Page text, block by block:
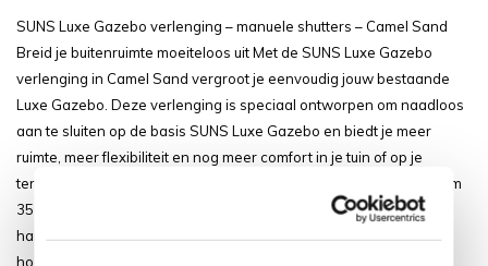
SUNS Luxe Gazebo verlenging – manuele shutters – Camel Sand
Breid je buitenruimte moeiteloos uit Met de SUNS Luxe Gazebo
verlenging in Camel Sand vergroot je eenvoudig jouw bestaande
Luxe Gazebo. Deze verlenging is speciaal ontworpen om naadloos
aan te sluiten op de basis SUNS Luxe Gazebo en biedt je meer
ruimte, meer flexibiliteit en nog meer comfort in je tuin of op je
terras.De afmetingen zijn: 263 × 365 × 250 cm 293 × 365 × 250 cm
353 × 365 × 250 cm 383 × 365 × 250 cm Perfecte aansluiting &
harmonieus design De zijverlenging is uitgevoerd in hetzelfde
hoogwaardige design en dezelfde warme Came...